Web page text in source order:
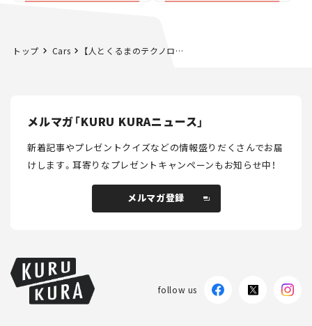
トップ Cars 【人とくるまのテクノロジー展：その3】 高齢者ドライバーや介護など 社会的な問題をデザインに昇華した 布製ボディの電気自動車
メルマガ「KURU KURAニュース」
新着記事やプレゼントクイズなどの情報盛りだくさんでお届
けします。耳寄りなプレゼントキャンペーンもお知らせ中！
メルマガ登録
follow us